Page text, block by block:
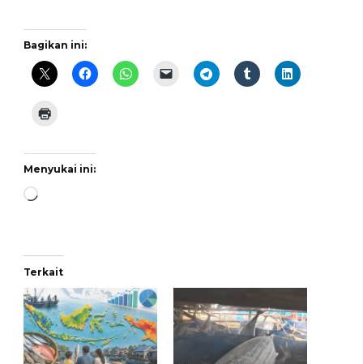
Bagikan ini:
Menyukai ini:
Memuat...
Terkait